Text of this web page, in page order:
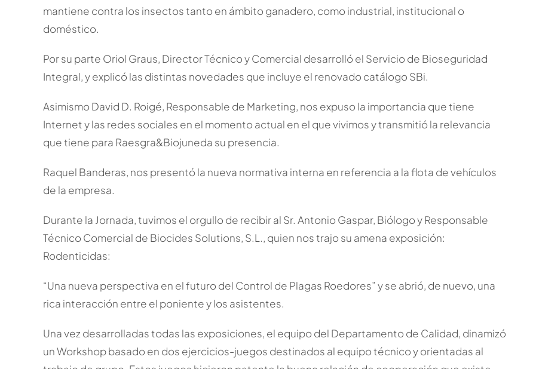
mantiene contra los insectos tanto en ámbito ganadero, como industrial, institucional o
doméstico.
Por su parte Oriol Graus, Director Técnico y Comercial desarrolló el Servicio de Bioseguridad
Integral, y explicó las distintas novedades que incluye el renovado catálogo SBi.
Asimismo David D. Roigé, Responsable de Marketing, nos expuso la importancia que tiene
Internet y las redes sociales en el momento actual en el que vivimos y transmitió la relevancia
que tiene para Raesgra&Biojuneda su presencia.
Raquel Banderas, nos presentó la nueva normativa interna en referencia a la flota de vehículos
de la empresa.
Durante la Jornada, tuvimos el orgullo de recibir al Sr. Antonio Gaspar, Biólogo y Responsable
Técnico Comercial de Biocides Solutions, S.L., quien nos trajo su amena exposición:
Rodenticidas:
“Una nueva perspectiva en el futuro del Control de Plagas Roedores” y se abrió, de nuevo, una
rica interacción entre el poniente y los asistentes.
Una vez desarrolladas todas las exposiciones, el equipo del Departamento de Calidad, dinamizó
un Workshop basado en dos ejercicios-juegos destinados al equipo técnico y orientadas al